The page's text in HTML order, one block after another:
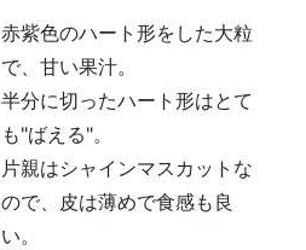
赤紫色のハート形をした大粒
で、甘い果汁。
半分に切ったハート形はとて
も"ばえる"。
片親はシャインマスカットな
ので、皮は薄めで食感も良
い。